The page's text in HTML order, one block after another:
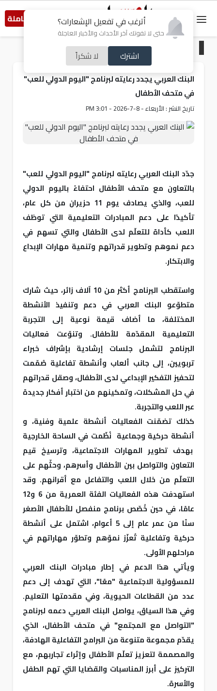
أترغب في تفعيل الإشعارات؟
حتى لا تفوتك آخر الأحداث والأخبار العاجلة
اشترك لا شكراً
النسخة الكاملة
خبر و صورة
البنك العربي يجدد رعايته لبرنامج "اليوم الدولي للعب"
في متحف الأطفال
تاريخ النشر : الأربعاء - 8-7-2026 - 3:01 PM
جدّد البنك العربي رعايته لبرنامج "اليوم الدولي للعب"
بالتعاون مع متحف الأطفال احتفاءً باليوم الدولي
للعب، والذي يصادف يوم 11 حزيران من كل عام،
تأكيدًا على دعم المبادرات التعليمية التي توظف
اللعب كأداة للتعلّم لدى الأطفال والتي تسهم في
دعم نموهم وتطوير قدراتهم وتنمية مهارات الإبداع
والابتكار.
واستقطب البرنامج أكثر من 10 آلاف زائر، حيث شارك
متطوّعو البنك العربي في دعم وتنفيذ الأنشطة
المختلفة، ما أضاف قيمة نوعية إلى التجربة
التعليمية المقدّمة للأطفال. وتنوّعت فعاليات
البرنامج لتشمل جلسات إرشادية بإشراف خبراء
تربويين، إلى جانب ألعاب وأنشطة تفاعلية صُمّمت
لتحفيز التفكير الإبداعي لدى الأطفال، وصقل قدراتهم
في حل المشكلات، وتمكينهم من اختبار أفكار جديدة
عبر اللعب والتجربة.
كذلك تضمّنت الفعاليات أنشطة علمية وفنية، و
أنشطة حركية وجماعية نُظّمت في الساحة الخارجية
بهدف تطوير المهارات الاجتماعية، وترسيخ قيم
التعاون والتواصل بين الأطفال وأسرهم، وحثّهم على
التعلّم من خلال اللعب والتفاعل مع أقرانهم. وقد
استهدفت هذه الفعاليات الفئة العمرية من 6 و12
عامًا، في حين خُصّص برنامج منفصل للأطفال الأصغر
سنًا من عمر عام إلى 5 أعوام، اشتمل على أنشطة
حركية وتفاعلية تُعزّز نموّهم وتطوّر مهاراتهم في
مراحلهم الأولى.
ويأتي هذا الدعم في إطار مبادرات البنك العربي
للمسؤولية الاجتماعية "معًا"، التي تهدف إلى دعم
عدد من القطاعات الحيوية، وفي مقدمتها التعليم.
وفي هذا السياق، يواصل البنك العربي دعمه لبرنامج
"التواصل مع المجتمع" في متحف الأطفال، الذي
يقدّم مجموعة متنوعة من البرامج التفاعلية الهادفة،
والمصممة لتعزيز تعلّم الأطفال وإثراء تجاربهم، مع
التركيز على أبرز المناسبات والقضايا التي تهم الطفل
والأسرة.